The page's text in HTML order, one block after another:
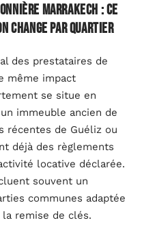
Marrakech : ce
change par quartier
des prestataires de
même impact
se situe en
immeuble ancien de
récentes de Guéliz ou
déjà des règlements
locative déclarée.
souvent un
communes adaptée
remise de clés.